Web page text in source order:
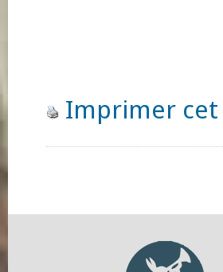
Imprimer